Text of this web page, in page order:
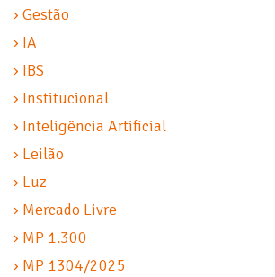
› Gestão
› IA
› IBS
› Institucional
› Inteligência Artificial
› Leilão
› Luz
› Mercado Livre
› MP 1.300
› MP 1304/2025